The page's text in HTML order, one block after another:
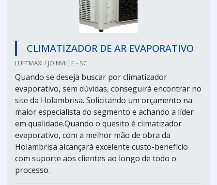
CLIMATIZADOR DE AR EVAPORATIVO
LUFTMAXI / JOINVILLE - SC
Quando se deseja buscar por climatizador
evaporativo, sem dúvidas, conseguirá encontrar no
site da Holambrisa. Solicitando um orçamento na
maior especialista do segmento e achando a líder
em qualidade.Quando o quesito é climatizador
evaporativo, com a melhor mão de obra da
Holambrisa alcançará excelente custo-benefício
com suporte aos clientes ao longo de todo o
processo.